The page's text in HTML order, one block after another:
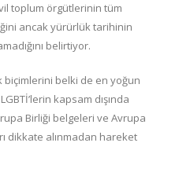
toplum örgütlerinin tüm
ancak yürürlük tarihinin
belirtiyor.
biçimlerini belki de en yoğun
kapsam dışında
Birliği belgeleri ve Avrupa
dikkate alınmadan hareket